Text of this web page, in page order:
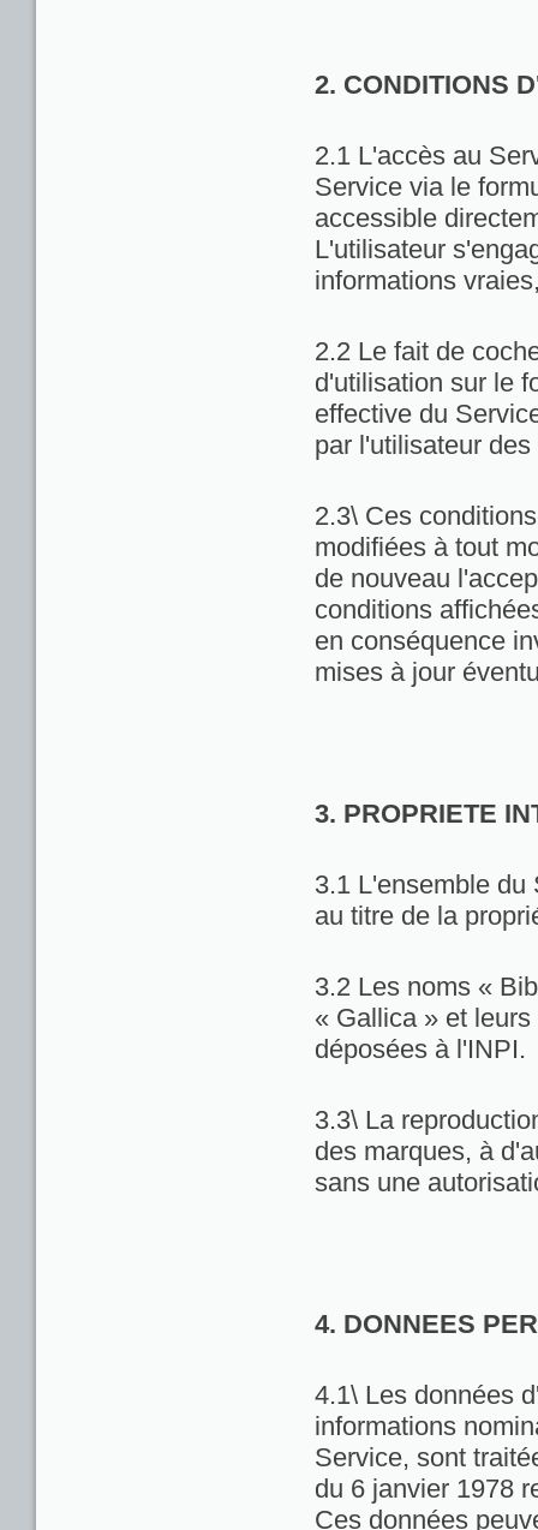
2. CONDITIONS
2.1 L'accès au
Service via le
accessible
L'utilisateur
informations
2.2 Le fait de
d'utilisation sur le
effective du
par l'utilisateur
2.3\ Ces
modifiées à tout
de nouveau
conditions
en conséquence
mises à jour
3. PROPRIETE
3.1 L'ensemble du
au titre de la
3.2 Les noms «
« Gallica » et
déposées à l'INPI.
3.3\ La
des marques, à
sans une
4. DONNEES
4.1\ Les données
informations
Service, sont
du 6 janvier 1978
Ces données